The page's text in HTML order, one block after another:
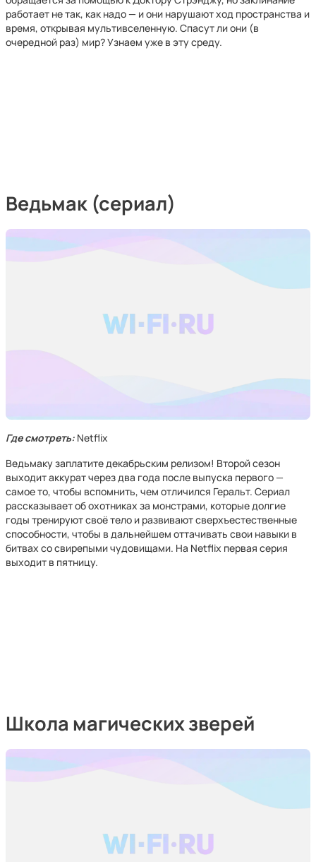
работает не так, как надо — и они нарушают ход пространства и
время, открывая мультивселенную. Спасут ли они (в
очередной раз) мир? Узнаем уже в эту среду.
Ведьмак (сериал)
Где смотреть: Netflix
Ведьмаку заплатите декабрьским релизом! Второй сезон
выходит аккурат через два года после выпуска первого —
самое то, чтобы вспомнить, чем отличился Геральт. Сериал
рассказывает об охотниках за монстрами, которые долгие
годы тренируют своё тело и развивают сверхъестественные
способности, чтобы в дальнейшем оттачивать свои навыки в
битвах со свирепыми чудовищами. На Netflix первая серия
выходит в пятницу.
Школа магических зверей